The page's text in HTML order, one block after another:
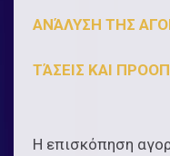
ΑΝΆΛΥΣΗ ΤΗΣ
ΤΆΣΕΙΣ ΚΑΙ
Η επισκόπηση